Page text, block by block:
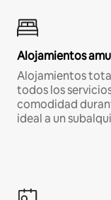
Alojamientos
Alojamientos
todos los
comodidad
ideal a un